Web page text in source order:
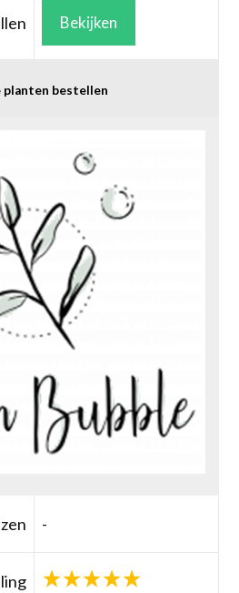
Bekijken
planten bestellen
-